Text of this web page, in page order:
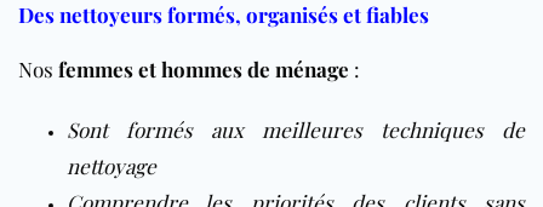
Des nettoyeurs formés, organisés et fiables
Nos femmes et hommes de ménage :
Sont formés aux meilleures techniques de
nettoyage